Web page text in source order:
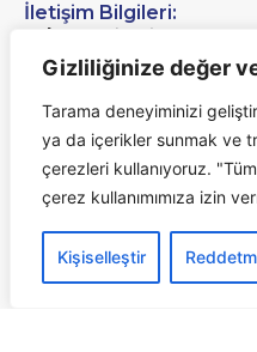
Gizliliğinize değer
Tarama deneyiminizi
ya da içerikler sunmak ve
çerezleri kullanıyoruz.
çerez kullanımımıza izin
Kişiselleştir
İletişim Bilgileri:
Tel :
+90 (216) 466 49 49
Fax :+90 (216) 466 49
info@yoldasgrup.com
YOLDAŞ GRUP FABRİKA
İTOB Osb. 10034 Sk. No:3
Menderes – İZMİR
İletişim Bilgileri:
Tel : +90 (216) 466 49 49